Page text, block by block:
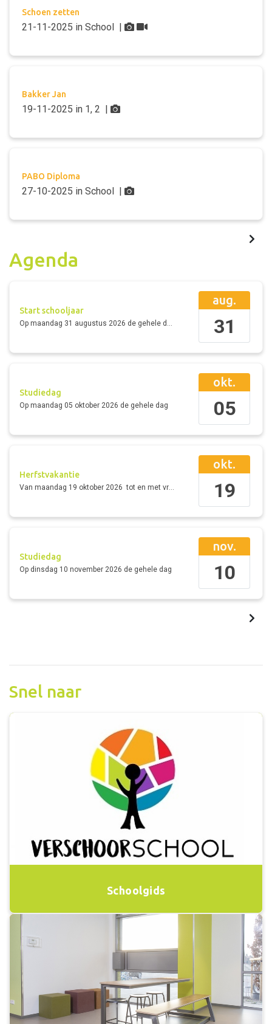
Schoen zetten
21-11-2025 in School |
Bakker Jan
19-11-2025 in 1, 2 |
PABO Diploma
27-10-2025 in School |
Agenda
Start schooljaar
Op maandag 31 augustus 2026 de gehele dag
aug.
31
Studiedag
Op maandag 05 oktober 2026 de gehele dag
okt.
05
Herfstvakantie
Van maandag 19 oktober 2026 tot en met vrijdag 23 oktober 2026
okt.
19
Studiedag
Op dinsdag 10 november 2026 de gehele dag
nov.
10
Snel naar
Schoolgids